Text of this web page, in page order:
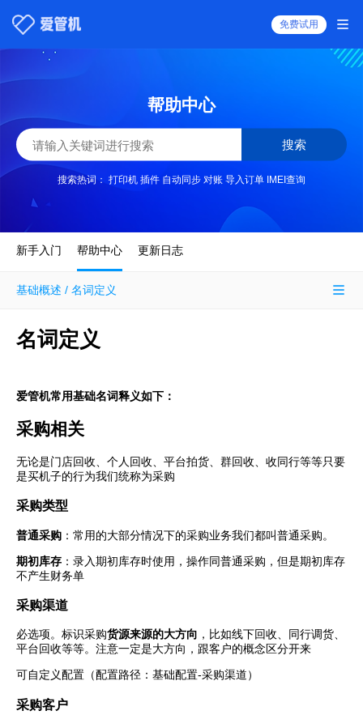
免费试用
帮助中心
搜索
搜索热词： 打印机 插件 自动同步 对账 导入订单 IMEI查询
新手入门 帮助中心 更新日志
基础概述 / 名词定义
名词定义
爱管机常用基础名词释义如下：
采购相关
无论是门店回收、个人回收、平台拍货、群回收、收同行等等只要
是买机子的行为我们统称为采购
采购类型
普通采购 ：常用的大部分情况下的采购业务我们都叫普通采购。
期初库存 ：录入期初库存时使用，操作同普通采购，但是期初库存
不产生财务单
采购渠道
必选项。标识采购货源来源的大方向 ，比如线下回收、同行调货、
平台回收等等。注意一定是大方向，跟客户的概念区分开来
可自定义配置（配置路径：基础配置-采购渠道）
采购客户